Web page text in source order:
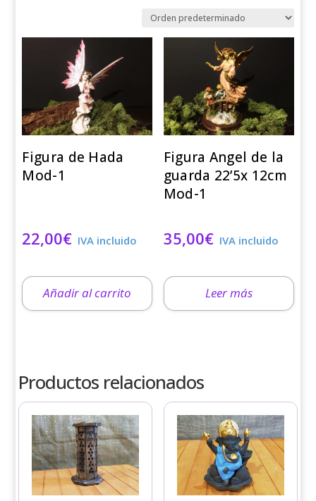
Figura de Hada
Mod-1
22,00€ IVA incluido
Añadir al carrito
Figura Angel de la
guarda 22’5x 12cm
Mod-1
35,00€ IVA incluido
Leer más
Productos relacionados